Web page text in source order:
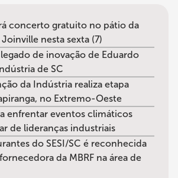
concerto gratuito no pátio da
Joinville nesta sexta (7)
legado de inovação de Eduardo
de SC
da Indústria realiza etapa
no Extremo-Oeste
enfrentar eventos climáticos
de lideranças industriais
do SESI/SC é reconhecida
da MBRF na área de